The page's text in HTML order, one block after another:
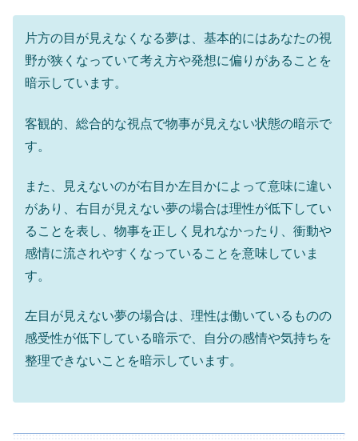
片方の目が見えなくなる夢は、基本的にはあなたの視
野が狭くなっていて考え方や発想に偏りがあることを
暗示しています。
客観的、総合的な視点で物事が見えない状態の暗示で
す。
また、見えないのが右目か左目かによって意味に違い
があり、右目が見えない夢の場合は理性が低下してい
ることを表し、物事を正しく見れなかったり、衝動や
感情に流されやすくなっていることを意味していま
す。
左目が見えない夢の場合は、理性は働いているものの
感受性が低下している暗示で、自分の感情や気持ちを
整理できないことを暗示しています。